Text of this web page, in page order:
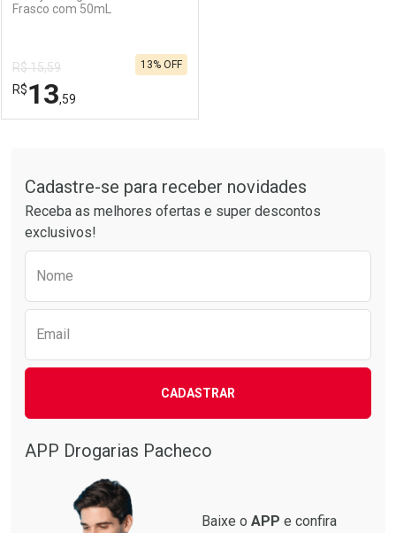
Frasco com 50mL
R$ 15,59
R$13,59
13% OFF
Laboratório
Comprar sem Desconto
Por Menos
Comprar sem Desconto
Por R$ 13,59/cada
Cadastre-se para receber novidades
Receba as melhores ofertas e super descontos
exclusivos!
Nome
Email
CADASTRAR
APP Drogarias Pacheco
Baixe o APP e confira